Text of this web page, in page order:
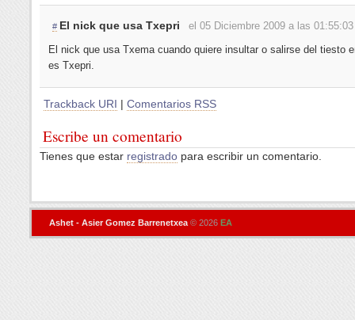
# El nick que usa Txepri
el 05 Diciembre 2009 a las 01:55:03
El nick que usa Txema cuando quiere insultar o salirse del tiesto
es Txepri.
Trackback URI | Comentarios RSS
Escribe un comentario
Tienes que estar registrado para escribir un comentario.
Ashet - Asier Gomez Barrenetxea © 2026 EA